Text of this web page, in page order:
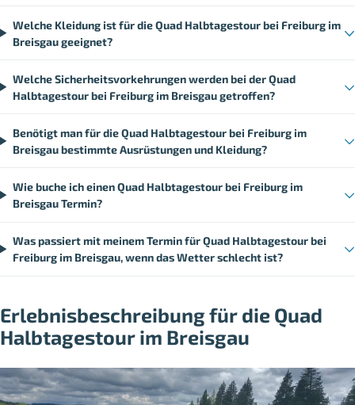
Welche Kleidung ist für die Quad Halbtagestour bei Freiburg im
Breisgau geeignet?
Welche Sicherheitsvorkehrungen werden bei der Quad
Halbtagestour bei Freiburg im Breisgau getroffen?
Benötigt man für die Quad Halbtagestour bei Freiburg im
Breisgau bestimmte Ausrüstungen und Kleidung?
Wie buche ich einen Quad Halbtagestour bei Freiburg im
Breisgau Termin?
Was passiert mit meinem Termin für Quad Halbtagestour bei
Freiburg im Breisgau, wenn das Wetter schlecht ist?
Erlebnisbeschreibung für die Quad
Halbtagestour im Breisgau